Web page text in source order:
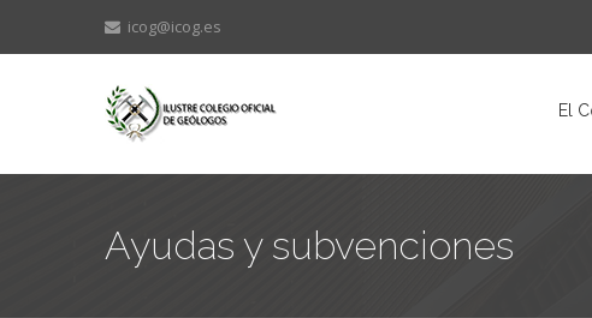
icog@icog.es
El
Ayudas y subvenciones